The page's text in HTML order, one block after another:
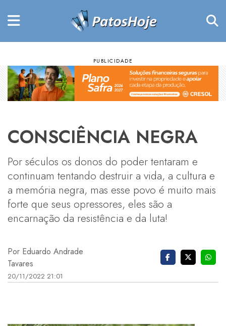
CONSCIÊNCIA NEGRA
Por séculos os donos do poder tentaram e
continuam tentando destruir a vida, a cultura e
a memória negra, mas esse povo é muito mais
forte que seus opressores, eles são a
encarnação da resistência e da luta!
Por Eduardo Andrade
Tavares
20/11/2022 21:01